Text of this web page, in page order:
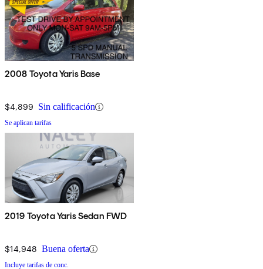
2008 Toyota Yaris Base
$4,899 Sin calificación
Se aplican tarifas
2019 Toyota Yaris Sedan FWD
$14,948 Buena oferta
Incluye tarifas de conc.